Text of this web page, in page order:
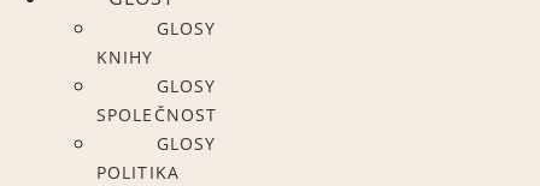
GLOSY
KNIHY
GLOSY
SPOLEČNOST
GLOSY
POLITIKA